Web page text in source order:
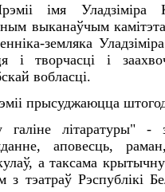
iмя Уладзiмiра
выканаўчым
земляка
i творчасцi i
вобласцi.
прысуджаюцца
галiне лiтаратуры" -
аповесць,
а таксама
з тэатраў Рэспублiкi